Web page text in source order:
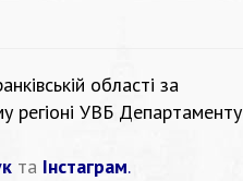
області за
регіоні УВБ Департаменту
та Інстаграм.